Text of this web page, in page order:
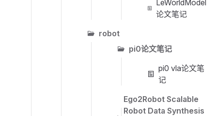
LeWorldModel
论文笔记
robot
pi0论文笔记
pi0 vla论文笔
记
Ego2Robot Scalable
Robot Data Synthesis